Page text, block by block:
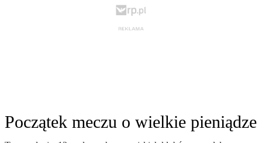
Początek meczu o wielkie pieniądze